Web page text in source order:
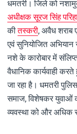
धमतरी। जिले को
अधीक्षक सूरज सिंह
कीतस्करी, अवैध शराब
एवं सुनियोजित
नशे के कारोबार में
वैधानिक कार्यवाही
जा रहा है। धमतरी
समाज, विशेषकर युवाओं
व्यवस्था को और अधिक